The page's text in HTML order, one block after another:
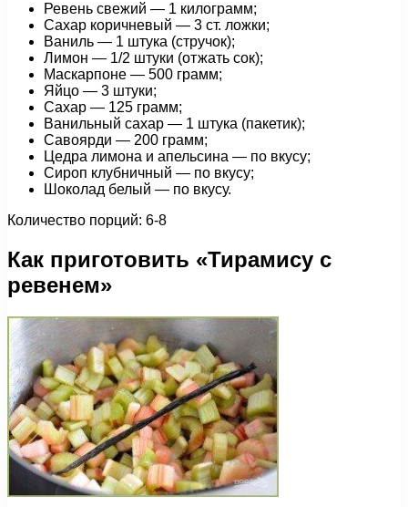
Ревень свежий — 1 килограмм;
Сахар коричневый — 3 ст. ложки;
Ваниль — 1 штука (стручок);
Лимон — 1/2 штуки (отжать сок);
Маскарпоне — 500 грамм;
Яйцо — 3 штуки;
Сахар — 125 грамм;
Ванильный сахар — 1 штука (пакетик);
Савоярди — 200 грамм;
Цедра лимона и апельсина — по вкусу;
Сироп клубничный — по вкусу;
Шоколад белый — по вкусу.
Количество порций: 6-8
Как приготовить «Тирамису с
ревенем»